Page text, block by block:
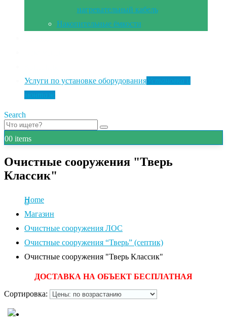
нагревательный кабель
Накопительные ёмкости
Услуги по установке оборудования
Search
00 items
Очистные сооружения "Тверь
Классик"
Home
Магазин
Очистные сооружения ЛОС
Очистные сооружения “Тверь” (септик)
Очистные сооружения "Тверь Классик"
ДОСТАВКА НА ОБЪЕКТ БЕСПЛАТНАЯ
Сортировка: